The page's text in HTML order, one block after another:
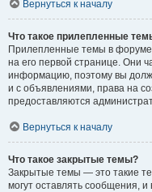
Вернуться к началу
Что такое прилепленные
Прилепленные темы в форуме
на его первой странице. Они
информацию, поэтому вы
и с объявлениями, права на
предоставляются
Вернуться к началу
Что такое закрытые темы?
Закрытые темы — это такие
могут оставлять сообщения,